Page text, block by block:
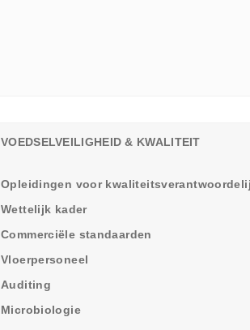
VOEDSELVEILIGHEID & KWALITEIT
Opleidingen voor
Wettelijk kader
Commerciële standaarden
Vloerpersoneel
Auditing
Microbiologie